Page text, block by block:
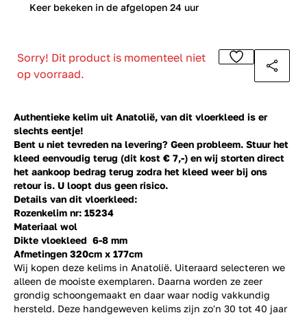
Authentieke kelim uit Anatolië, van dit vloerkleed is er
slechts eentje!
Bent u niet tevreden na levering? Geen probleem. Stuur het
kleed eenvoudig terug (dit kost € 7,-) en wij storten direct
het aankoop bedrag terug zodra het kleed weer bij ons
retour is. U loopt dus geen risico.
Details van dit vloerkleed:
Rozenkelim nr: 15234
Materiaal wol
Dikte vloekleed 6-8 mm
Afmetingen 320cm x 177cm
Wij kopen deze kelims in Anatolië. Uiteraard selecteren we
alleen de mooiste exemplaren. Daarna worden ze zeer
grondig schoongemaakt en daar waar nodig vakkundig
hersteld. Deze handgeweven kelims zijn zo'n 30 tot 40 jaar
Keer bekeken in de afgelopen 24 uur
Sorry! Dit product is momenteel niet
op voorraad.